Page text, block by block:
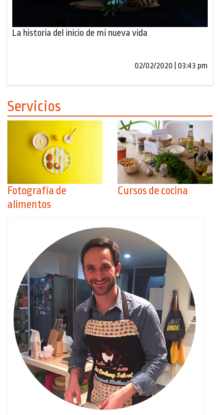
La historia del inicio de mi nueva vida
02/02/2020 | 03:43 pm
Servicios
Fotografía de
alimentos
Cursos de cocina